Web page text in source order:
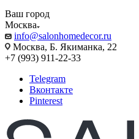
Ваш город
Москва
info@salonhomedecor.ru
Москва, Б. Якиманка, 22
+7 (993) 911-22-33
Telegram
Вконтакте
Pinterest